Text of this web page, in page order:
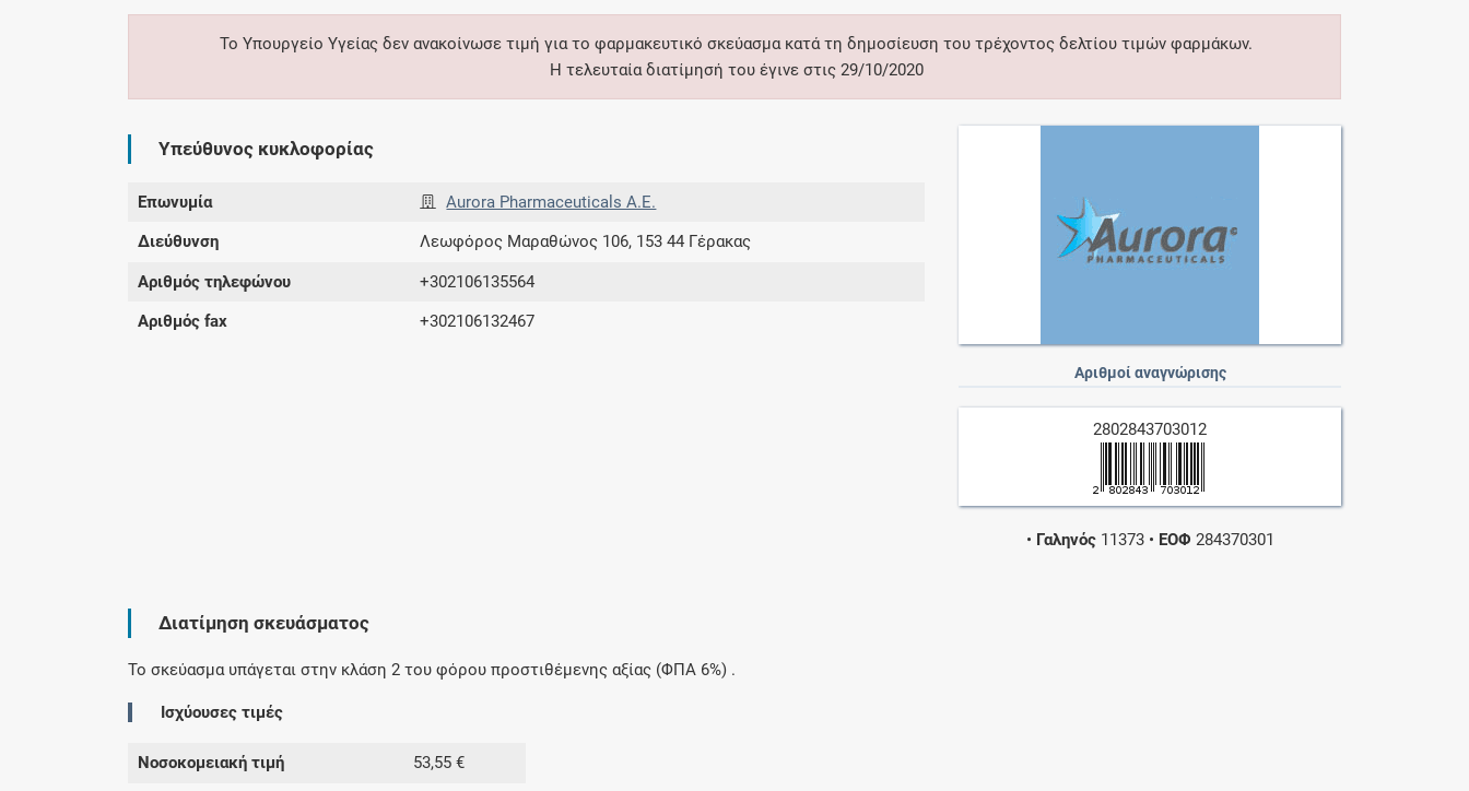
Ενδείξεις και αγωγές
Μοιραζόμαστε μαζί σας γεγονότα της
Το Υπουργείο Υγείας δεν ανακοίνωσε τιμή για το φαρμακευτικό σκεύασμα κατά τη δημοσίευση του τρέχοντος δελτίου τιμών φαρμάκων.
Η τελευταία διατίμησή του έγινε στις 29/10/2020
Υπεύθυνος κυκλοφορίας
Επωνυμία Aurora Pharmaceuticals Α.Ε.
Διεύθυνση Λεωφόρος Μαραθώνος 106, 153 44 Γέρακας
Αριθμός τηλεφώνου +302106135564
Αριθμός fax +302106132467
Αριθμοί αναγνώρισης
2802843703012
• Γαληνός11373 • ΕΟΦ 284370301
Διατίμηση σκευάσματος
Το σκεύασμα υπάγεται στην κλάση 2 του φόρου προστιθέμενης αξίας (ΦΠΑ 6%) .
Ισχύουσες τιμές
Νοσοκομειακή τιμή 53,55 €